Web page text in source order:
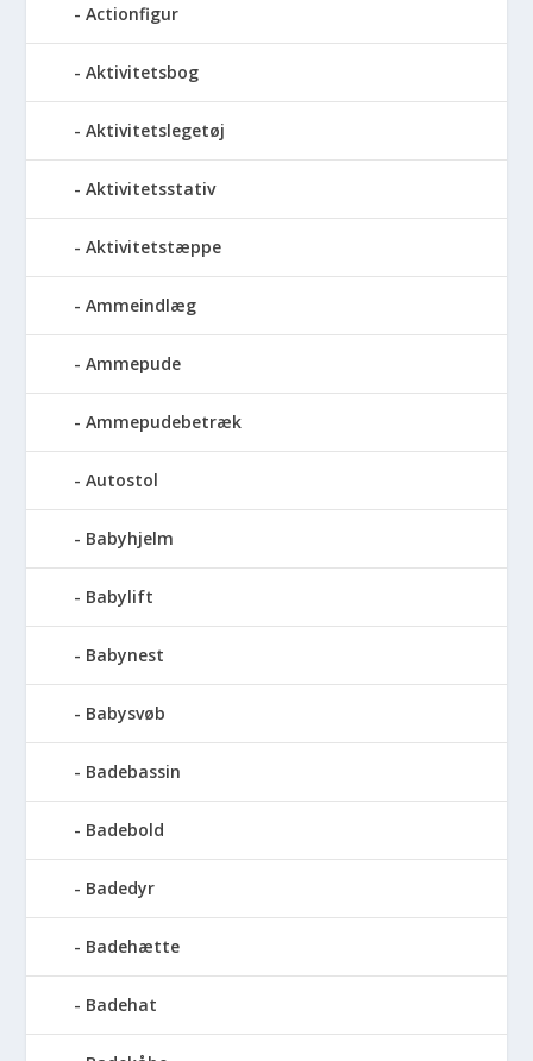
Actionfigur
Aktivitetsbog
Aktivitetslegetøj
Aktivitetsstativ
Aktivitetstæppe
Ammeindlæg
Ammepude
Ammepudebetræk
Autostol
Babyhjelm
Babylift
Babynest
Babysvøb
Badebassin
Badebold
Badedyr
Badehætte
Badehat